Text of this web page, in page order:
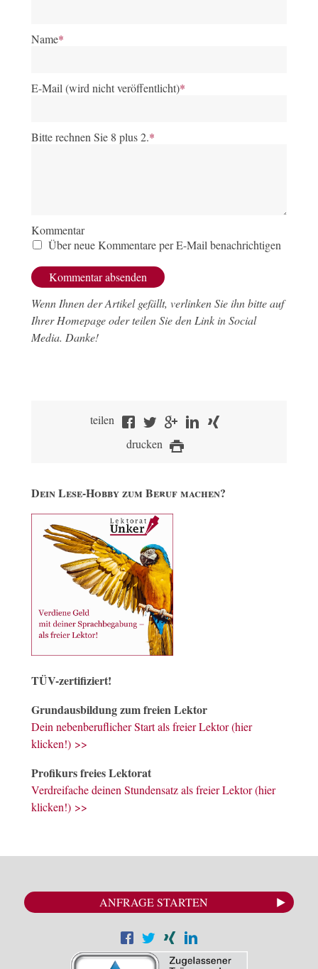
Name*
E-Mail (wird nicht veröffentlicht)*
Bitte rechnen Sie 8 plus 2.*
Kommentar
Über neue Kommentare per E-Mail benachrichtigen
Wenn Ihnen der Artikel gefällt, verlinken Sie ihn bitte auf
Ihrer Homepage oder teilen Sie den Link in Social
Media. Danke!
teilen
drucken
Dein Lese-Hobby zum Beruf machen?
TÜV-zertifiziert!
Grundausbildung zum freien Lektor
Dein nebenberuflicher Start als freier Lektor (hier
klicken!) >>
Profikurs freies Lektorat
Verdreifache deinen Stundensatz als freier Lektor (hier
klicken!) >>
ANFRAGE STARTEN